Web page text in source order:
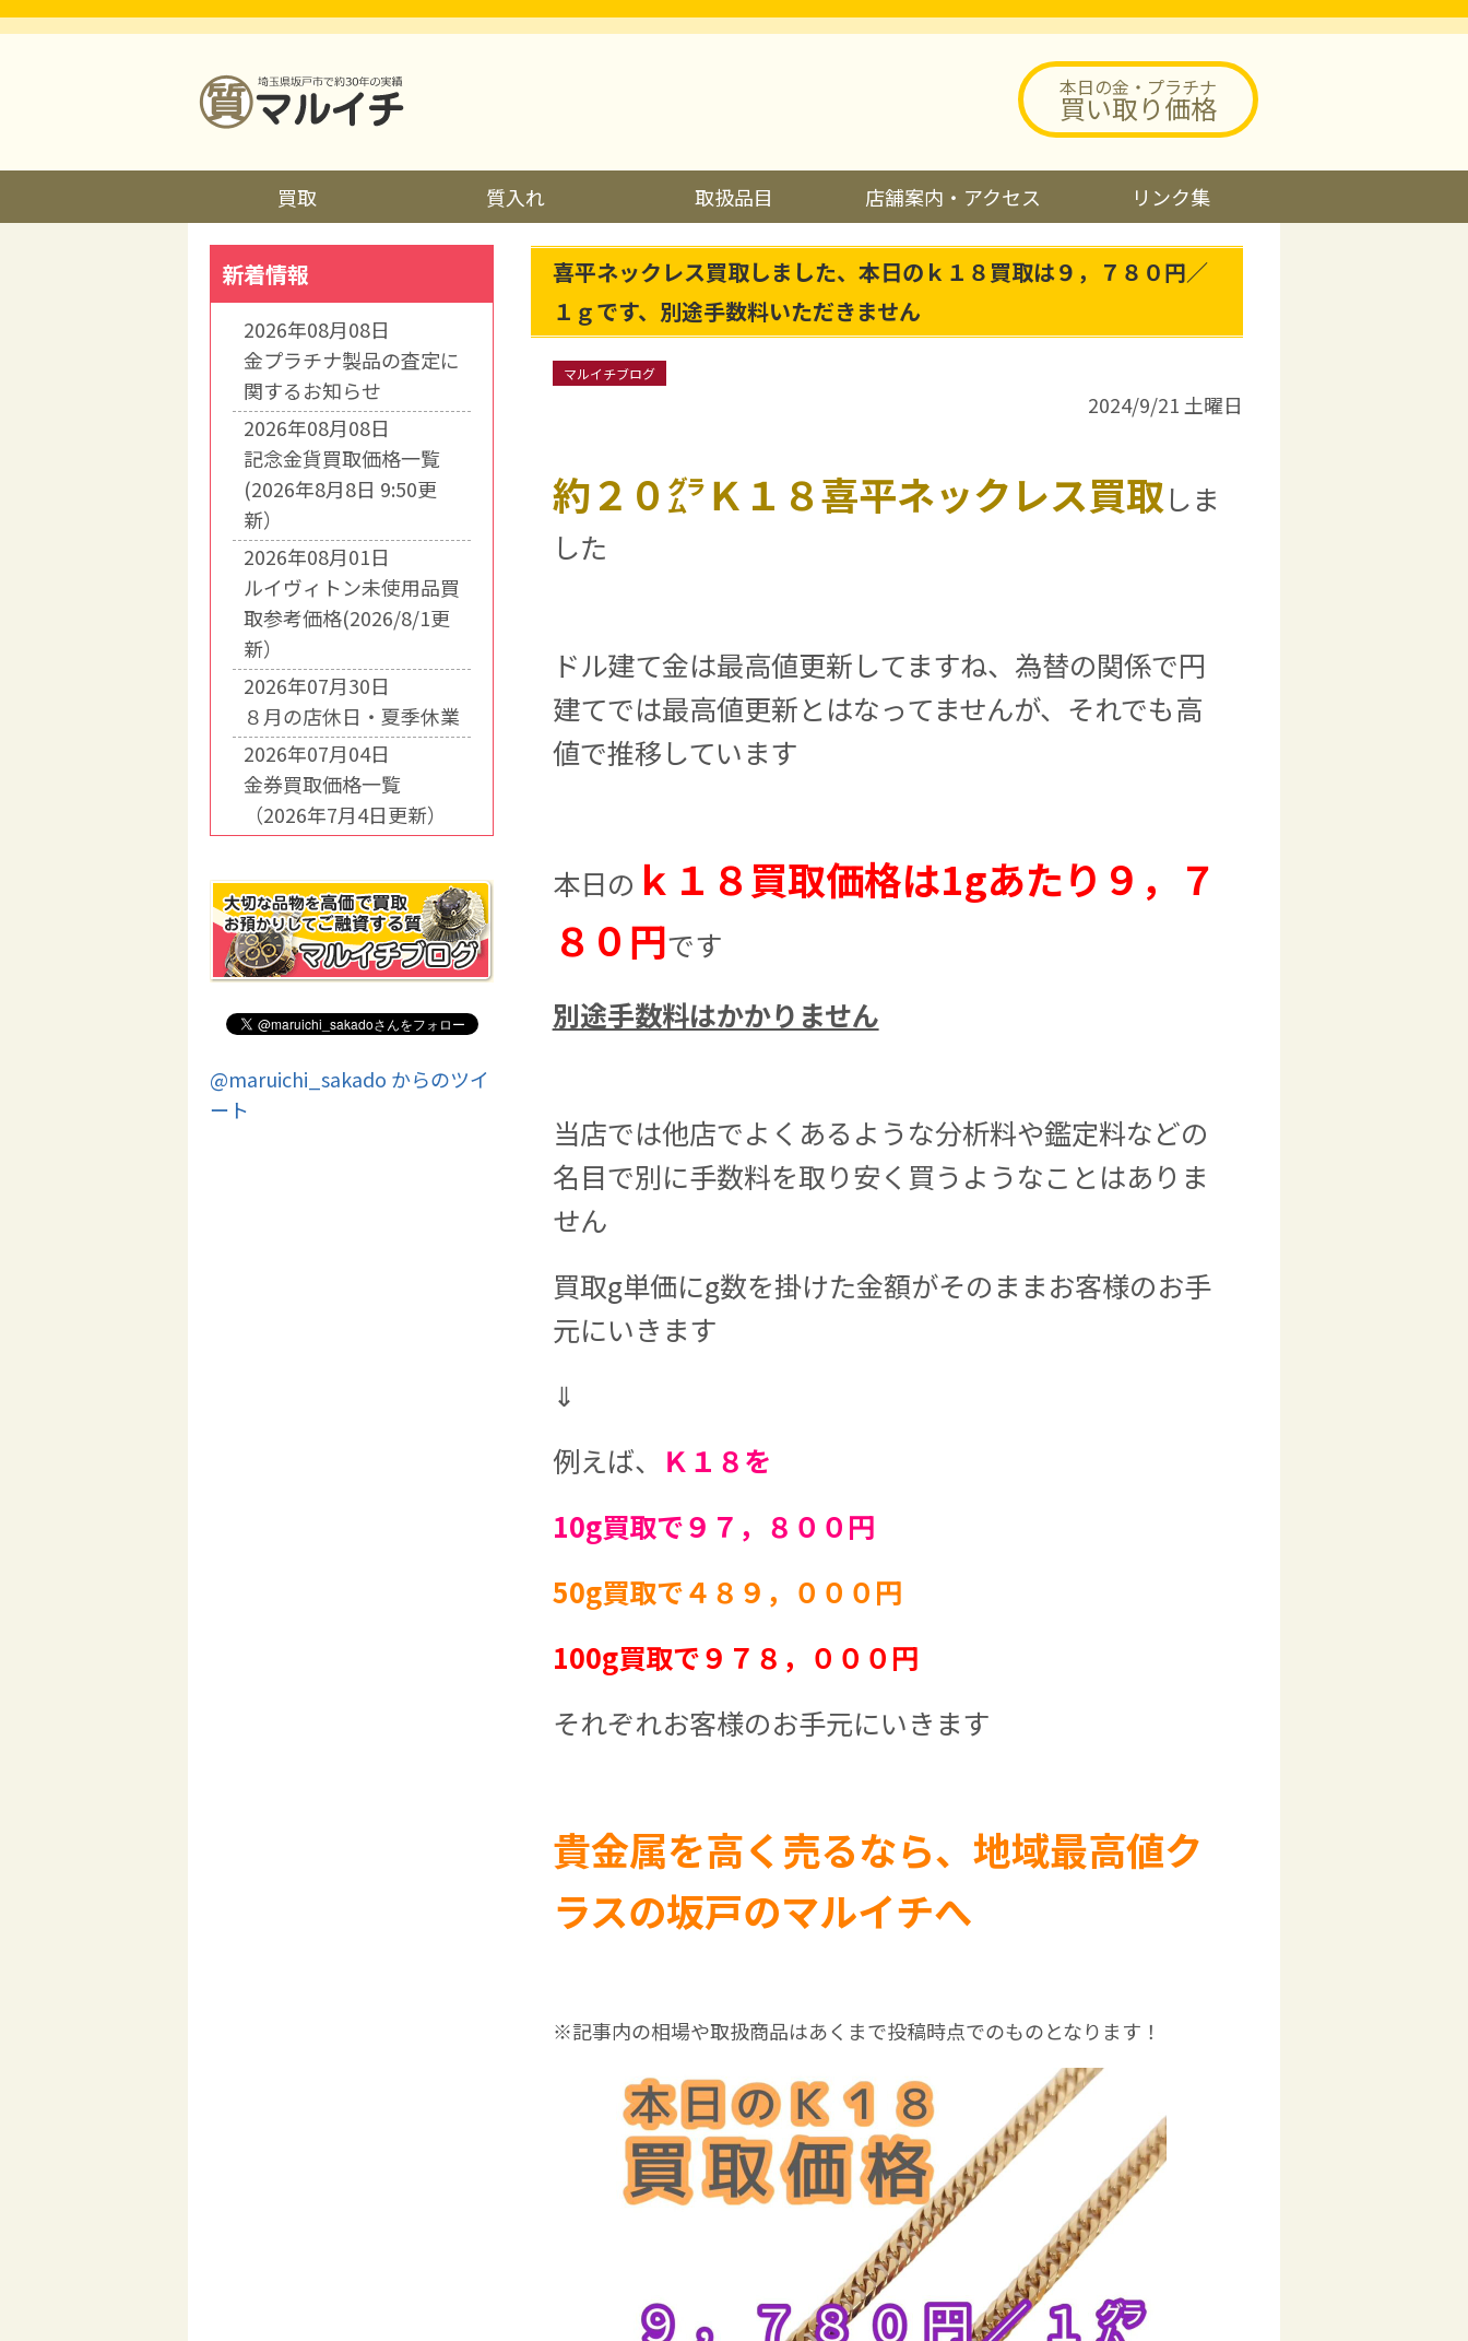
本日の金・プラチナ
買い取り価格
買取 質入れ 取扱品目 店舗案内・アクセス リンク集
喜平ネックレス買取しました、本日のｋ１８買取は９，７８０円／
１ｇです、別途手数料いただきません
マルイチブログ
2024/9/21 土曜日
約２０㌘Ｋ１８喜平ネックレス買取しま
した
ドル建て金は最高値更新してますね、為替の関係で円
建てでは最高値更新とはなってませんが、それでも高
値で推移しています
本日の ｋ１８買取価格は1gあたり９，７
８０円です
別途手数料はかかりません
当店では他店でよくあるような分析料や鑑定料などの
名目で別に手数料を取り安く買うようなことはありま
せん
買取g単価にg数を掛けた金額がそのままお客様のお手
元にいきます
⇓
例えば、
Ｋ１８を
10g買取で９７，８００円
50g買取で４８９，０００円
100g買取で９７８，０００円
それぞれお客様のお手元にいきます
貴金属を高く売るなら、地域最高値ク
ラスの坂戸のマルイチへ
※記事内の相場や取扱商品はあくまで投稿時点でのものとなります！
新着情報
2026年08月08日
金プラチナ製品の査定に
関するお知らせ
2026年08月08日
記念金貨買取価格一覧
(2026年8月8日 9:50更
新）
2026年08月01日
ルイヴィトン未使用品買
取参考価格(2026/8/1更
新）
2026年07月30日
８月の店休日・夏季休業
2026年07月04日
金券買取価格一覧
（2026年7月4日更新）
@maruichi_sakado からのツイ
ート